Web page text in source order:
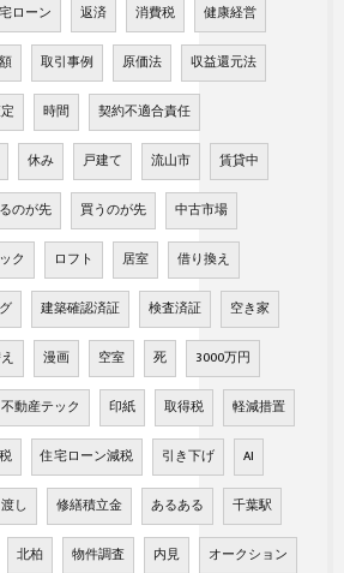
ローン 返済 消費税 健康経営
取引事例 原価法 収益還元法
時間 契約不適合責任
休み 戸建て 流山市 賃貸中
のが先 買うのが先 中古市場
ク ロフト 居室 借り換え
建築確認済証 検査済証 空き家
漫画 空室 死 3000万円
不動産テック 印紙 取得税 軽減措置
住宅ローン減税 引き下げ AI
し 修繕積立金 あるある 千葉駅
北柏 物件調査 内見 オークション